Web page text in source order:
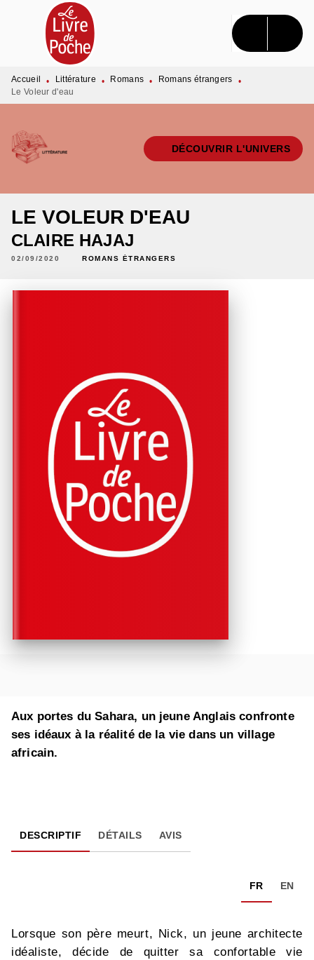
MENU RECHERCHE CONTENU
PIED DE PAGE
Accueil • Littérature • Romans • Romans étrangers
•
Le Voleur d'eau
DÉCOUVRIR L'UNIVERS
LE VOLEUR D'EAU
CLAIRE HAJAJ
02/09/2020 ROMANS ÉTRANGERS
Aux portes du Sahara, un jeune Anglais confronte
ses idéaux à la réalité de la vie dans un village
africain.
DESCRIPTIF DÉTAILS AVIS
FR EN
Lorsque son père meurt, Nick, un jeune architecte
idéaliste, décide de quitter sa confortable vie